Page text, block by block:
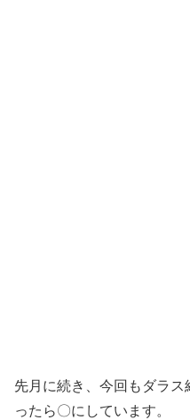
先月に続き、今回もダラ
ったら〇にしています。